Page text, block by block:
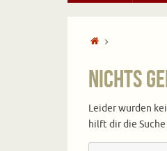
springen
Start
Nichts
Leider wurden
hilft dir die